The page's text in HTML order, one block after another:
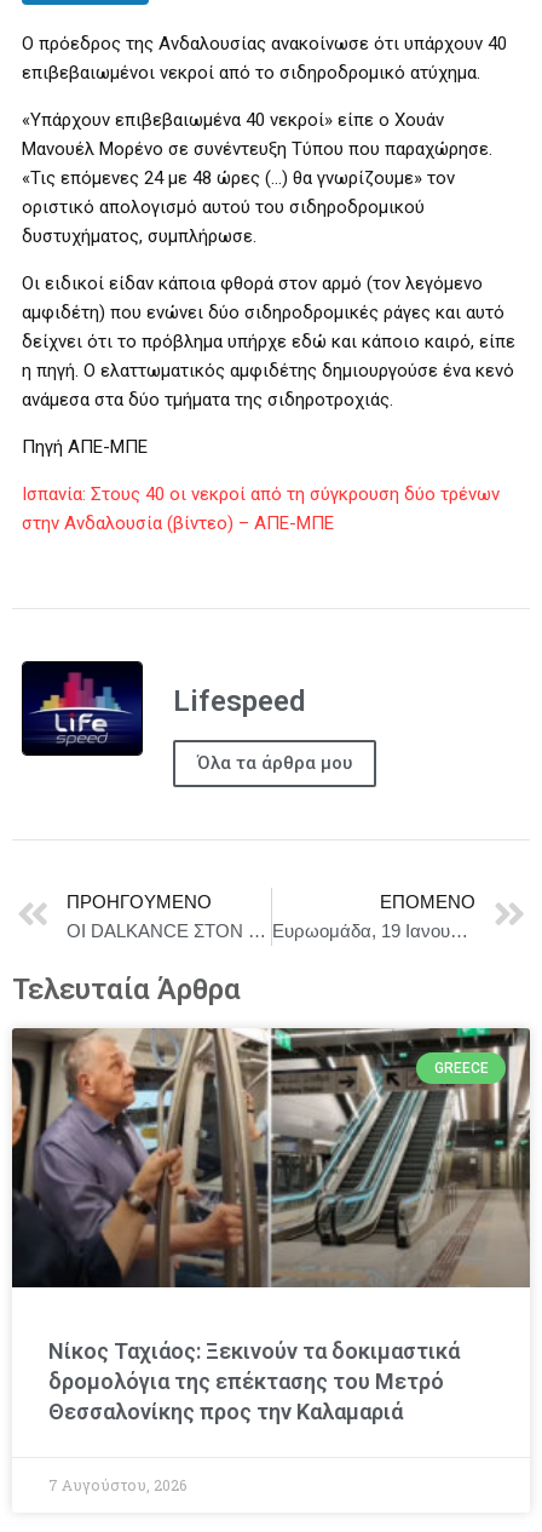
Ο πρόεδρος της Ανδαλουσίας ανακοίνωσε ότι υπάρχουν 40
επιβεβαιωμένοι νεκροί από το σιδηροδρομικό ατύχημα.
«Υπάρχουν επιβεβαιωμένα 40 νεκροί» είπε ο Χουάν
Μανουέλ Μορένο σε συνέντευξη Τύπου που παραχώρησε.
«Τις επόμενες 24 με 48 ώρες (…) θα γνωρίζουμε» τον
οριστικό απολογισμό αυτού του σιδηροδρομικού
δυστυχήματος, συμπλήρωσε.
Οι ειδικοί είδαν κάποια φθορά στον αρμό (τον λεγόμενο
αμφιδέτη) που ενώνει δύο σιδηροδρομικές ράγες και αυτό
δείχνει ότι το πρόβλημα υπήρχε εδώ και κάποιο καιρό, είπε
η πηγή. Ο ελαττωματικός αμφιδέτης δημιουργούσε ένα κενό
ανάμεσα στα δύο τμήματα της σιδηροτροχιάς.
Πηγή ΑΠΕ-ΜΠΕ
Ισπανία: Στους 40 οι νεκροί από τη σύγκρουση δύο τρένων
στην Ανδαλουσία (βίντεο) – ΑΠΕ-ΜΠΕ
Lifespeed
Όλα τα άρθρα μου
ΠΡΟΗΓΟΎΜΕΝΟ
ΟΙ DALKANCE ΣΤΟΝ ΣΤΑΥΡΟ ΤΟΥ ΝΟΤΟΥ CLUB – ΚΥΡΙΑΚΗ 15 ΦΕΒΡΟΥΑΡΙΟΥ “AFTER VALENTINES PARTY”
ΕΠΌΜΕΝΟ
Ευρωομάδα, 19 Ιανουαρίου 2026
Τελευταία Άρθρα
GREECE
Νίκος Ταχιάος: Ξεκινούν τα δοκιμαστικά
δρομολόγια της επέκτασης του Μετρό
Θεσσαλονίκης προς την Καλαμαριά
7 Αυγούστου, 2026